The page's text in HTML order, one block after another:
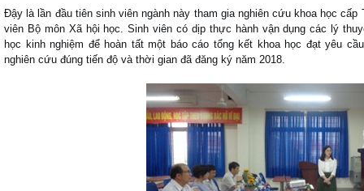
Đậy là lần đầu tiên sinh viên ngành này tham gia nghiên cứu khoa học
viên Bộ môn Xã hội học. Sinh viên có dịp thực hành vận dụng các lý
học kinh nghiệm để hoàn tất một báo cáo tổng kết khoa học đạt yêu
nghiên cứu đúng tiến độ và thời gian đã đăng ký năm 2018.